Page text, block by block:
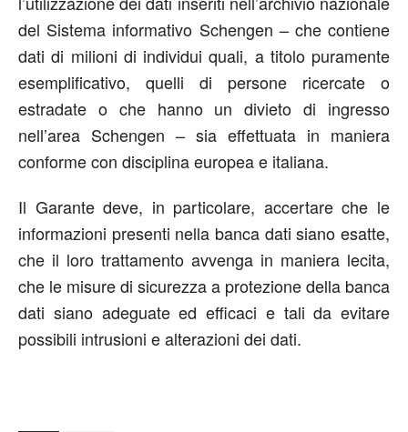
del Sistema informativo Schengen – che contiene
dati di milioni di individui quali, a titolo puramente
esemplificativo, quelli di persone ricercate o
estradate o che hanno un divieto di ingresso
nell’area Schengen – sia effettuata in maniera
conforme con disciplina europea e italiana.
Il Garante deve, in particolare, accertare che le
informazioni presenti nella banca dati siano esatte,
che il loro trattamento avvenga in maniera lecita,
che le misure di sicurezza a protezione della banca
dati siano adeguate ed efficaci e tali da evitare
possibili intrusioni e alterazioni dei dati.